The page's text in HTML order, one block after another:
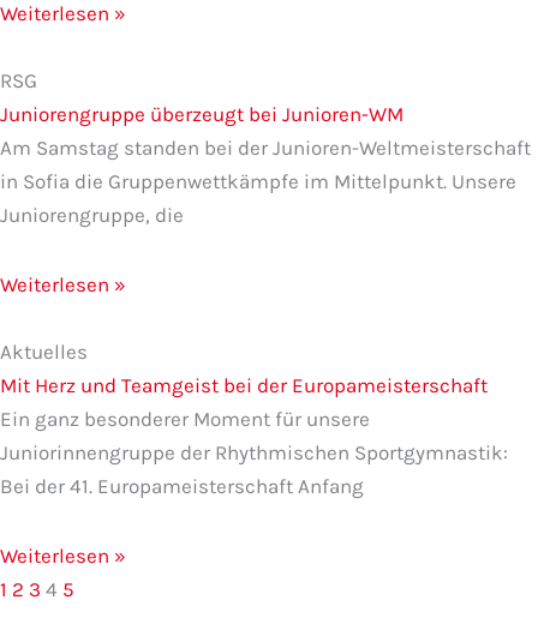
Weiterlesen »
RSG
Juniorengruppe überzeugt bei Junioren-WM
Am Samstag standen bei der Junioren-Weltmeisterschaft
in Sofia die Gruppenwettkämpfe im Mittelpunkt. Unsere
Juniorengruppe, die
Weiterlesen »
Aktuelles
Mit Herz und Teamgeist bei der Europameisterschaft
Ein ganz besonderer Moment für unsere
Juniorinnengruppe der Rhythmischen Sportgymnastik:
Bei der 41. Europameisterschaft Anfang
Weiterlesen »
1 2 3 4 5